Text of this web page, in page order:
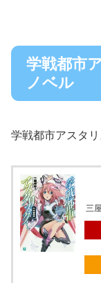
学戦都市
ノベル
学戦都市アスタ
三